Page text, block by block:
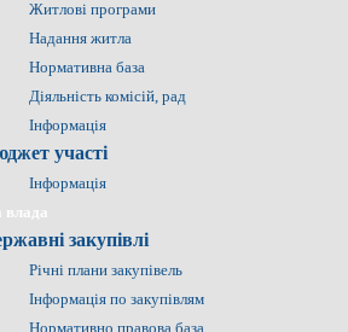
Житлові програми
Надання житла
Нормативна база
Діяльність комісій, рад
Інформація
участі
Інформація
влада
закупівлі
Річні плани закупівель
Інформація по закупівлям
Нормативно правова база